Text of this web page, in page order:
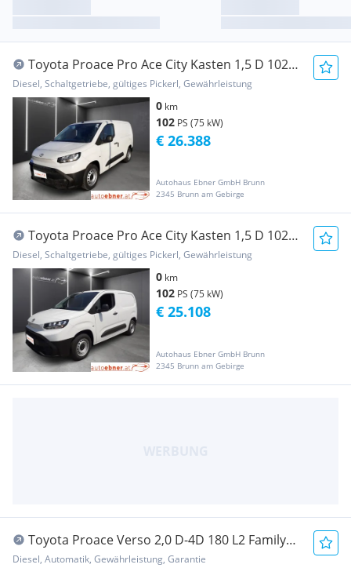
Toyota Proace Pro Ace City Kasten 1,5 D 102
L2 ProWork Transporter / Kastenwagen
Diesel, Schaltgetriebe, gültiges Pickerl, Gewährleistung
0 km
102 PS (75 kW)
Autohaus Ebner GmbH Brunn
2345 Brunn am Gebirge
€ 26.388
Toyota Proace Pro Ace City Kasten 1,5 D 102
L1 ProWork Transporter / Kastenwagen
Diesel, Schaltgetriebe, gültiges Pickerl, Gewährleistung
0 km
102 PS (75 kW)
Autohaus Ebner GmbH Brunn
2345 Brunn am Gebirge
€ 25.108
Toyota Proace Verso 2,0 D-4D 180 L2 Family
Aut. KCA Transporter / Kastenwagen
Diesel, Automatik, Gewährleistung, Garantie